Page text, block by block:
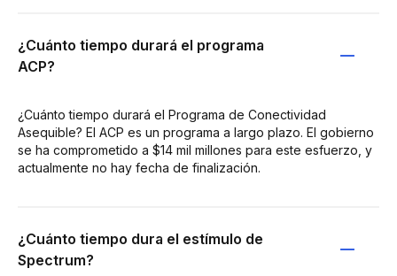
¿Cuánto tiempo durará el programa
ACP?
¿Cuánto tiempo durará el Programa de Conectividad
Asequible? El ACP es un programa a largo plazo. El gobierno
se ha comprometido a $14 mil millones para este esfuerzo, y
actualmente no hay fecha de finalización.
¿Cuánto tiempo dura el estímulo de
Spectrum?